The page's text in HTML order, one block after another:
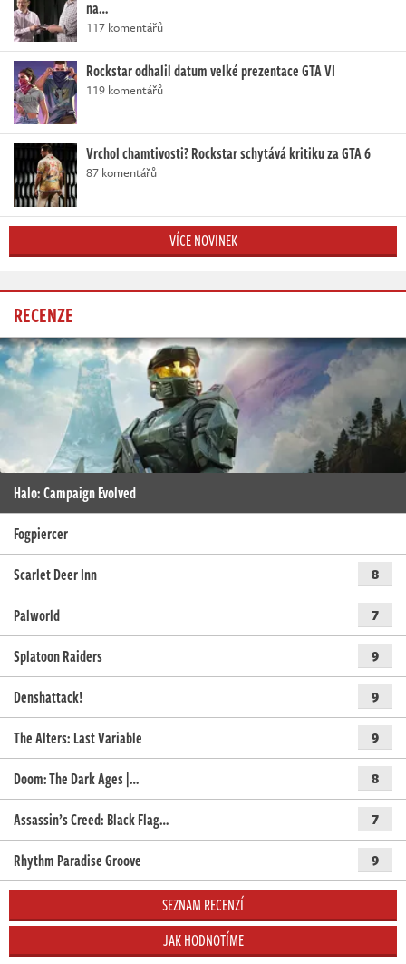
na…
117 komentářů
Rockstar odhalil datum velké prezentace GTA VI
119 komentářů
Vrchol chamtivosti? Rockstar schytává kritiku za GTA 6
87 komentářů
VÍCE NOVINEK
RECENZE
Halo: Campaign Evolved
Fogpiercer
Scarlet Deer Inn
8
Palworld 7
Splatoon Raiders 9
Denshattack! 9
The Alters: Last Variable 9
Doom: The Dark Ages |… 8
Assassin’s Creed: Black Flag… 7
Rhythm Paradise Groove 9
SEZNAM RECENZÍ
JAK HODNOTÍME